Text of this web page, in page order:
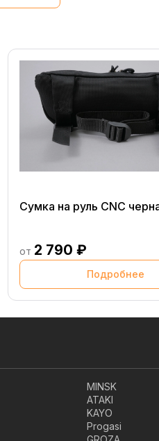
Сумка на руль CNC
от 2 790 ₽
Подробнее
MINSK
ATAKI
KAYO
Progasi